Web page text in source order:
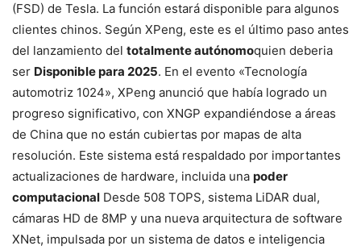
(FSD) de Tesla. La función estará disponible para algunos
clientes chinos. Según XPeng, este es el último paso antes
del lanzamiento del totalmente autónomoquien deberia
ser Disponible para 2025. En el evento «Tecnología
automotriz 1024», XPeng anunció que había logrado un
progreso significativo, con XNGP expandiéndose a áreas
de China que no están cubiertas por mapas de alta
resolución. Este sistema está respaldado por importantes
actualizaciones de hardware, incluida una poder
computacional Desde 508 TOPS, sistema LiDAR dual,
cámaras HD de 8MP y una nueva arquitectura de software
XNet, impulsada por un sistema de datos e inteligencia